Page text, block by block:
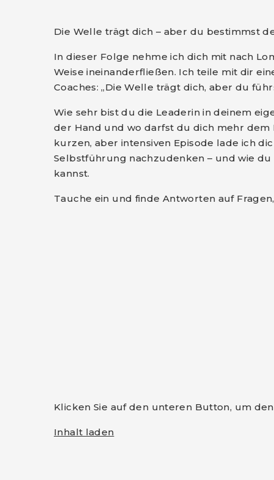
Die Welle trägt dich – aber du bestimmst
In dieser Folge nehme ich dich mit nach
Weise ineinanderfließen. Ich teile mit dir
Coaches: „Die Welle trägt dich, aber du
Wie sehr bist du die Leaderin in deinem
der Hand und wo darfst du dich mehr dem
kurzen, aber intensiven Episode lade ich
Selbstführung nachzudenken – und wie
kannst.
Tauche ein und finde Antworten auf
Klicken Sie auf den unteren Button, um
Inhalt laden